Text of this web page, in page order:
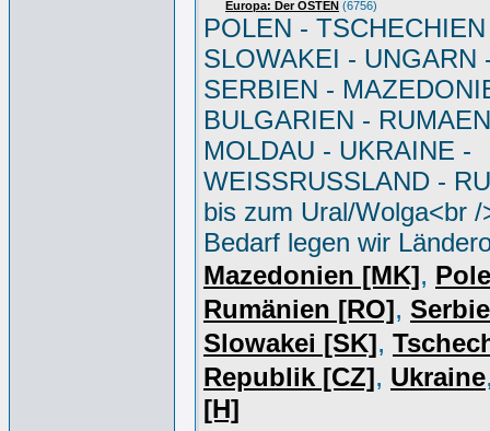
Europa: Der OSTEN (6756)
POLEN -
SLOWAKEI - UNGARN
SERBIEN -
BULGARIEN -
MOLDAU - UKRAINE -
WEISSRUSSLAND -
bis zum Ural/Wolga<br /
Bedarf legen wir
Mazedonien [MK],
Rumänien [RO],
Slowakei [SK],
Republik [CZ], Ukraine
[H]